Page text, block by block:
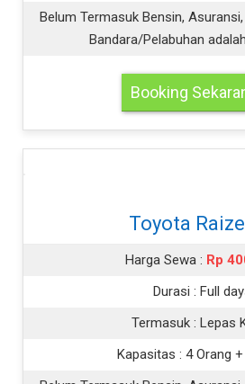
Belum Termasuk Bensin,
Bandara/Pelabuhan
Booking
Toyota
Harga Sewa : Rp
Durasi : Full
Termasuk : Lepas
Kapasitas : 4 Orang